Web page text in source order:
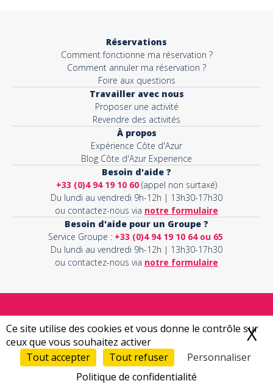
Ce site utilise des cookies et vous donne le contrôle sur
ceux que vous souhaitez activer
Tout accepter
Tout refuser
Personnaliser
Politique de confidentialité
X
Réservations
Comment fonctionne ma réservation ?
Comment annuler ma réservation ?
Foire aux questions
Travailler avec nous
Proposer une activité
Revendre des activités
À propos
Expérience Côte d'Azur
Blog Côte d'Azur Experience
Besoin d'aide ?
+33 (0)4 94 19 10 60 (appel non surtaxé)
Du lundi au vendredi 9h-12h | 13h30-17h30
ou contactez-nous via notre formulaire
Besoin d'aide pour un Groupe ?
Service Groupe : +33 (0)4 94 19 10 64 ou 65
Du lundi au vendredi 9h-12h | 13h30-17h30
ou contactez-nous via notre formulaire
principaux prestataires d'activités sur la Côte d'Azur. Réservez
les meilleures activités à faire sur la Côte d'Azur directement
en ligne et recevez vos e-billets pour partager des souvenirs
inoubliables avec vos proches.